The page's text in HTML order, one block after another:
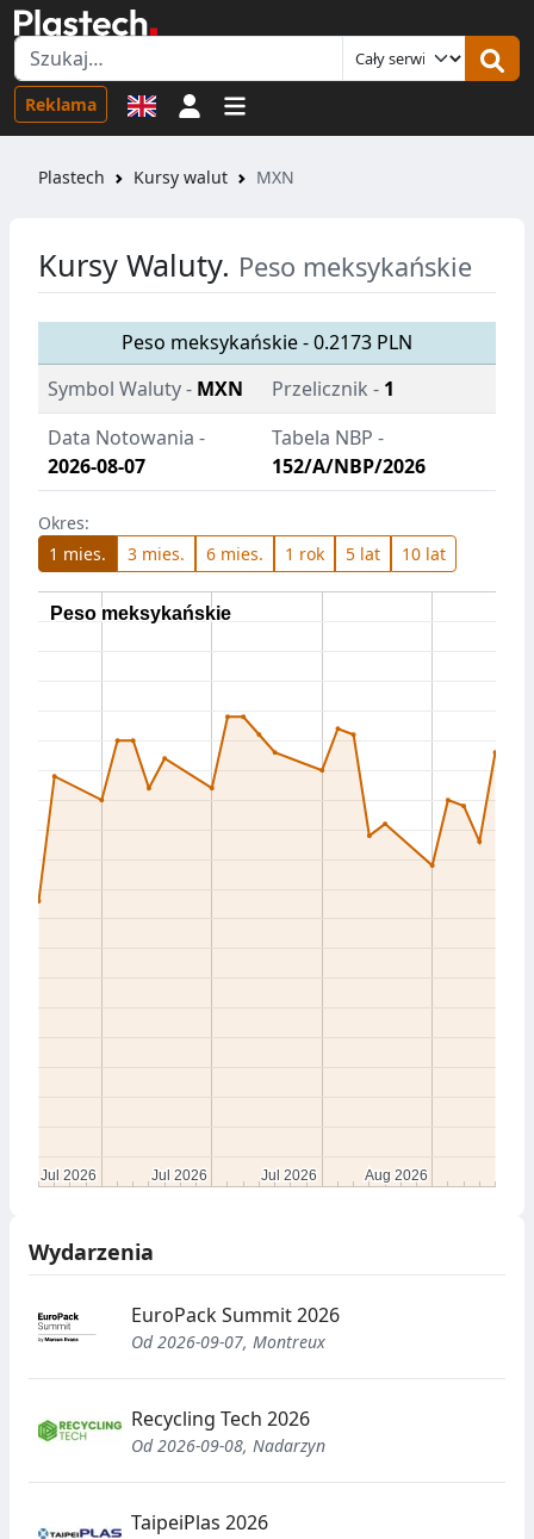
Reklama Logowanie
Plastech Kursy walut MXN
Kursy Waluty. Peso meksykańskie
Peso meksykańskie - 0.2173 PLN
Symbol Waluty - MXN Przelicznik - 1
Data Notowania -
2026-08-07
Tabela NBP -
152/A/NBP/2026
Okres:
1 mies.
3 mies. 6 mies. 1 rok 5 lat 10 lat
Peso meksykańskie
Peso meksykańskie
Jul 2026
Jul 2026 Jul 2026
Jul 2026 Jul 2026
Jul 2026 Aug 2026
Aug 2026
Wydarzenia
EuroPack Summit 2026
Od 2026-09-07, Montreux
Recycling Tech 2026
Od 2026-09-08, Nadarzyn
TaipeiPlas 2026